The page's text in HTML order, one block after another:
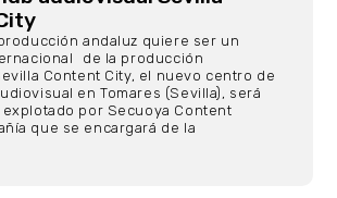
andaluz quiere ser un
de la producción
Content City, el nuevo centro de
en Tomares (Sevilla), será
por Secuoya Content
que se encargará de la